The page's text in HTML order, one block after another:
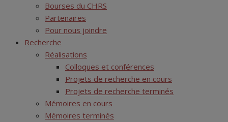
Bourses du CHRS
Partenaires
Pour nous joindre
Recherche
Réalisations
Colloques et conférences
Projets de recherche en cours
Projets de recherche terminés
Mémoires en cours
Mémoires terminés